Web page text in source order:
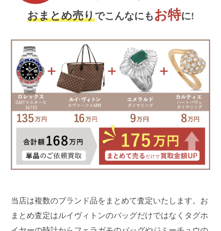
おまとめ売りでこんなにもお特に!
当店は複数のブランド品をまとめて査定いたします。お
まとめ査定はルイヴィトンのバッグだけではなくタグホ